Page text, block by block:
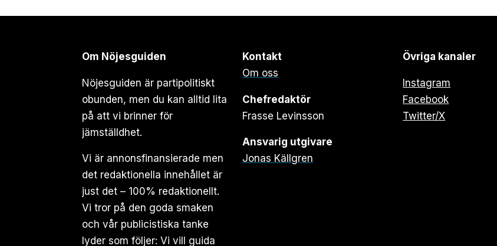
Om Nöjesguiden
Nöjesguiden är partipolitiskt
obunden, men du kan alltid lita
på att vi brinner för
jämställdhet.
Vi är annonsfinansierade men
det redaktionella innehållet är
just det – 100% redaktionellt.
Vi tror på den goda smaken
och vår publicistiska tanke
lyder som följer: Vi vill guida
Kontakt
Om oss
Chefredaktör
Frasse Levinsson
Ansvarig utgivare
Jonas Källgren
Övriga kanaler
Instagram
Facebook
Twitter/X